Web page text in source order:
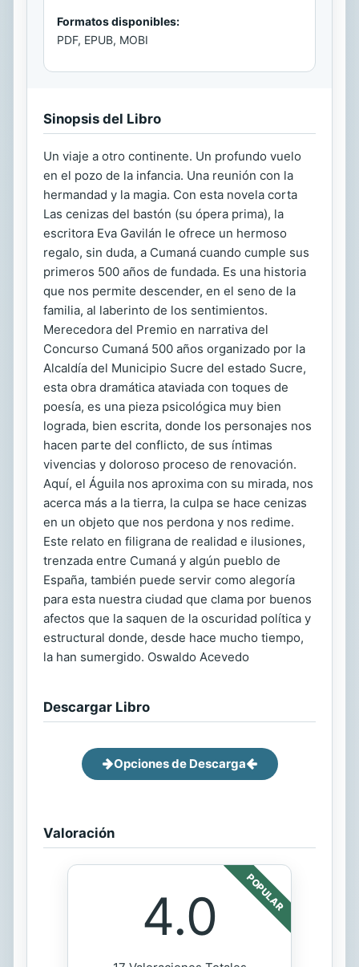
Formatos disponibles:
PDF, EPUB, MOBI
Sinopsis del Libro
Un viaje a otro continente. Un profundo vuelo
en el pozo de la infancia. Una reunión con la
hermandad y la magia. Con esta novela corta
Las cenizas del bastón (su ópera prima), la
escritora Eva Gavilán le ofrece un hermoso
regalo, sin duda, a Cumaná cuando cumple sus
primeros 500 años de fundada. Es una historia
que nos permite descender, en el seno de la
familia, al laberinto de los sentimientos.
Merecedora del Premio en narrativa del
Concurso Cumaná 500 años organizado por la
Alcaldía del Municipio Sucre del estado Sucre,
esta obra dramática ataviada con toques de
poesía, es una pieza psicológica muy bien
lograda, bien escrita, donde los personajes nos
hacen parte del conflicto, de sus íntimas
vivencias y doloroso proceso de renovación.
Aquí, el Águila nos aproxima con su mirada, nos
acerca más a la tierra, la culpa se hace cenizas
en un objeto que nos perdona y nos redime.
Este relato en filigrana de realidad e ilusiones,
trenzada entre Cumaná y algún pueblo de
España, también puede servir como alegoría
para esta nuestra ciudad que clama por buenos
afectos que la saquen de la oscuridad política y
estructural donde, desde hace mucho tiempo,
la han sumergido. Oswaldo Acevedo
Descargar Libro
Opciones de Descarga
Valoración
POPULAR
4.0